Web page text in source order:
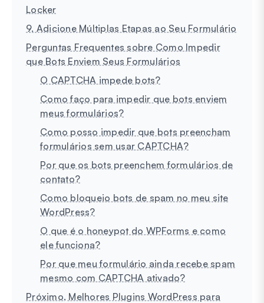
Locker
9. Adicione Múltiplas Etapas ao Seu Formulário
Perguntas Frequentes sobre Como Impedir
que Bots Enviem Seus Formulários
O CAPTCHA impede bots?
Como faço para impedir que bots enviem
meus formulários?
Como posso impedir que bots preencham
formulários sem usar CAPTCHA?
Por que os bots preenchem formulários de
contato?
Como bloqueio bots de spam no meu site
WordPress?
O que é o honeypot do WPForms e como
ele funciona?
Por que meu formulário ainda recebe spam
mesmo com CAPTCHA ativado?
Próximo, Melhores Plugins WordPress para